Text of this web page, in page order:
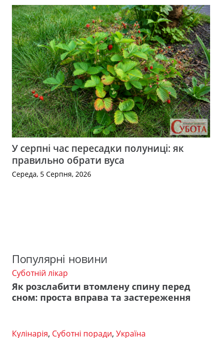
У серпні час пересадки полуниці: як
правильно обрати вуса
Середа, 5 Серпня, 2026
Популярні новини
Суботній лікар
Як розслабити втомлену спину перед
сном: проста вправа та застереження
Кулінарія, Суботні поради, Україна